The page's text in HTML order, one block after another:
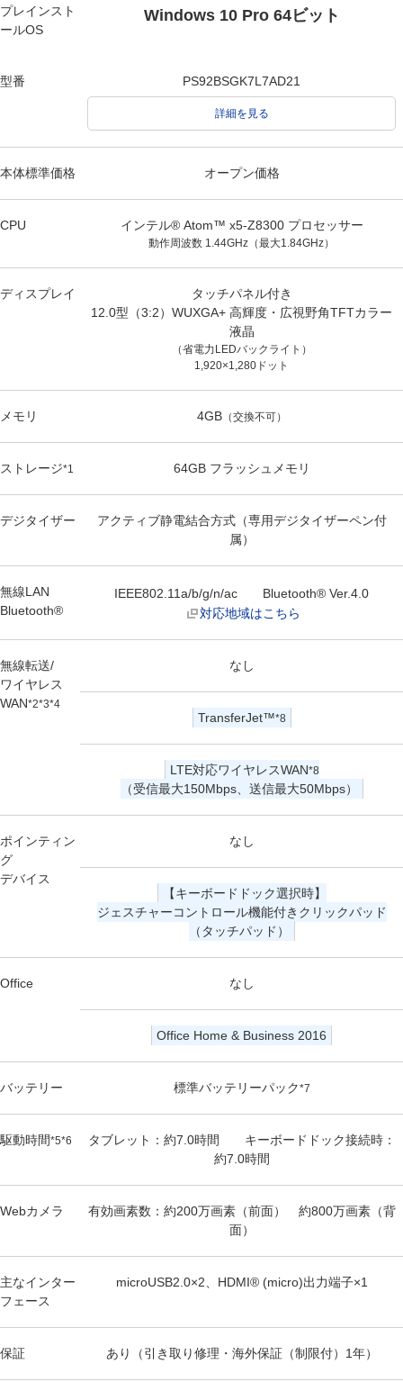
プレインスト
ールOS
Windows 10 Pro 64ビット
型番 PS92BSGK7L7AD21
詳細を見る
本体標準価格 オープン価格
CPU インテル® Atom™ x5-Z8300 プロセッサー
動作周波数 1.44GHz（最大1.84GHz）
ディスプレイ
タッチパネル付き
12.0型（3:2）WUXGA+ 高輝度・広視野角TFTカラー
液晶
（省電力LEDバックライト）
1,920×1,280ドット
メモリ 4GB（交換不可）
ストレージ*1 64GB フラッシュメモリ
デジタイザー
アクティブ静電結合方式（専用デジタイザーペン付
属）
無線LAN
Bluetooth®
IEEE802.11a/b/g/n/ac Bluetooth® Ver.4.0
対応地域はこちら
無線転送/
ワイヤレス
WAN*2*3*4
なし
TransferJet™*8
LTE対応ワイヤレスWAN*8
（受信最大150Mbps、送信最大50Mbps）
ポインティン
グ
デバイス
なし
【キーボードドック選択時】
ジェスチャーコントロール機能付きクリックパッド
（タッチパッド）
Office なし
Office Home & Business 2016
バッテリー 標準バッテリーパック*7
駆動時間*5*6
タブレット：約7.0時間 キーボードドック接続時：
約7.0時間
Webカメラ
有効画素数：約200万画素（前面） 約800万画素（背
面）
主なインター
フェース
microUSB2.0×2、HDMI® (micro)出力端子×1
保証 あり（引き取り修理・海外保証（制限付）1年）